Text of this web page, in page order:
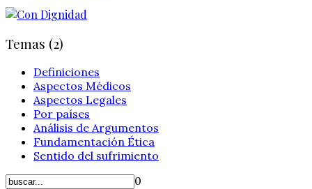
Temas (2)
Definiciones
Aspectos Médicos
Aspectos Legales
Por países
Análisis de Argumentos
Fundamentación Ética
Sentido del sufrimiento
0